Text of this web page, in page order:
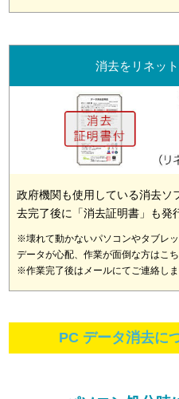
消去をリネッ
政府機関も使用している消去ソ
去完了後に「消去証明書」も発
※壊れて動かないパソコンやタブレ
データが心配、作業が面倒な方はこ
※作業完了後はメールにてご連絡し
PC データ消去に